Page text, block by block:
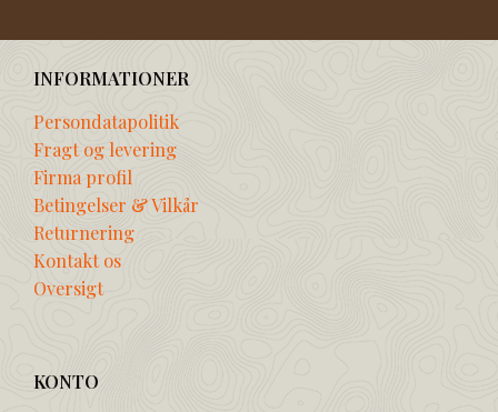
INFORMATIONER
Persondatapolitik
Fragt og levering
Firma profil
Betingelser & Vilkår
Returnering
Kontakt os
Oversigt
KONTO